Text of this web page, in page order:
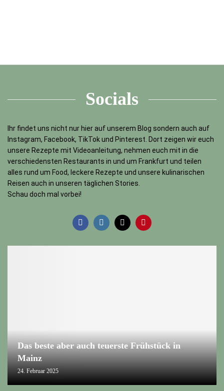
Socials
Ihr findet uns nicht nur hier auf unserem Blog sondern auch auf
Instagram, Facebook, TikTok und Pinterest. Dort zeigen wir euch
unsere Rezepte mit Videoanleitung, nehmen euch mit in die
verschiedensten Restaurants in und um Frankfurt und teilen
alles rund um Food, leckere Rezepte und unsere kulinarischen
Reisen auch in unseren täglichen Stories.
Schau doch mal vorbei!
Das beste aber auch teuerste Frühstück in
Mainz
24. Februar 2025